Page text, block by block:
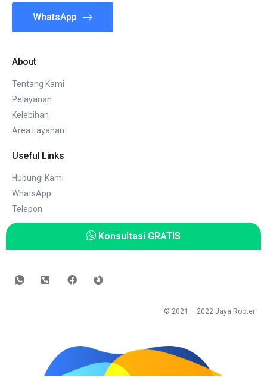
WhatsApp
About
Tentang Kami
Pelayanan
Kelebihan
Area Layanan
Useful Links
Hubungi Kami
WhatsApp
Telepon
Konsultasi GRATIS
© 2021 – 2022 Jaya Rooter